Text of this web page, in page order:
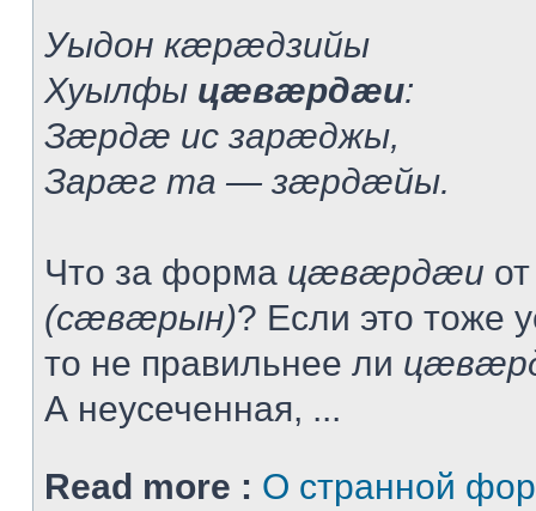
Уыдон кæрæдзийы
Хуылфы цæвæрдæи:
Зæрдæ ис зарæджы,
Зарæг та — зæрдæйы.
Что за форма цæвæрдæи
(сæвæрын)? Если это тоже
то не правильнее ли
А неусеченная, ...
Read more : О странной